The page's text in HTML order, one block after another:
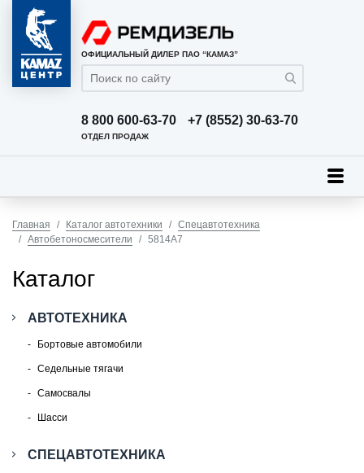
ОФИЦИАЛЬНЫЙ ДИЛЕР ПАО “КАМАЗ”
8 800 600-63-70 +7 (8552) 30-63-70
ОТДЕЛ ПРОДАЖ
Главная Каталог автотехники
Спецавтотехника
Автобетоносмесители
5814А7
Каталог
АВТОТЕХНИКА
Бортовые автомобили
Седельные тягачи
Самосвалы
Шасси
СПЕЦАВТОТЕХНИКА